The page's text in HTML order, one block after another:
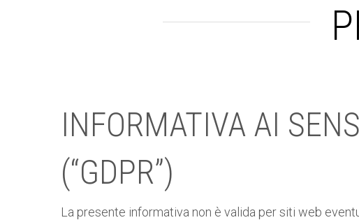
INFORMATIVA AI
(“GDPR”)
La presente informativa non è valida per siti web